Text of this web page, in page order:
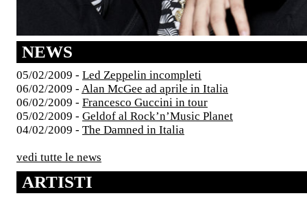
NEWS
05/02/2009 - Led Zeppelin incompleti
06/02/2009 - Alan McGee ad aprile in Italia
06/02/2009 - Francesco Guccini in tour
05/02/2009 - Geldof al Rock’n’Music Planet
04/02/2009 - The Damned in Italia
vedi tutte le news
ARTISTI